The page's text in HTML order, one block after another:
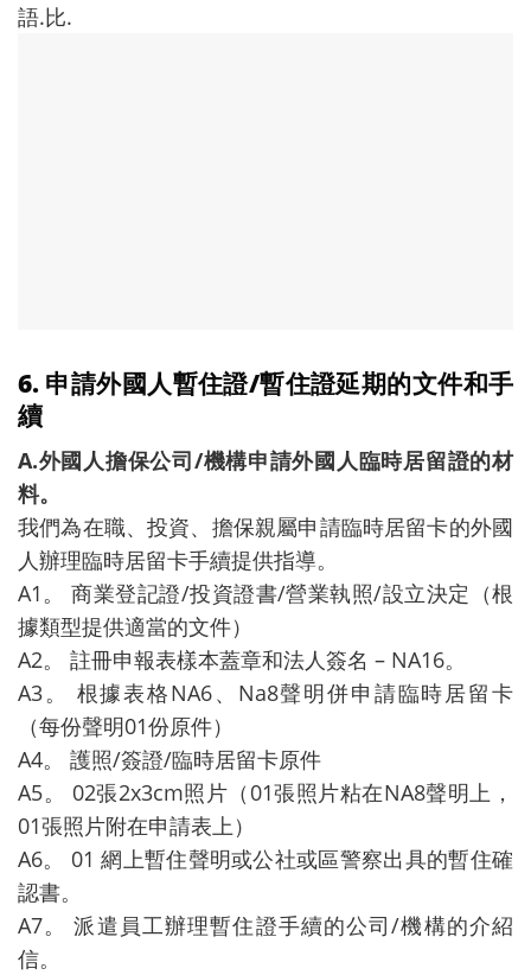
語.比.
6. 申請外國人暫住證/暫住證延期的文件和手
續
A.外國人擔保公司/機構申請外國人臨時居留證的材
料。
我們為在職、投資、擔保親屬申請臨時居留卡的外國
人辦理臨時居留卡手續提供指導。
A1。 商業登記證/投資證書/營業執照/設立決定（根
據類型提供適當的文件）
A2。 註冊申報表樣本蓋章和法人簽名 – NA16。
A3。 根據表格NA6、Na8聲明併申請臨時居留卡
（每份聲明01份原件）
A4。 護照/簽證/臨時居留卡原件
A5。 02張2x3cm照片（01張照片粘在NA8聲明上，
01張照片附在申請表上）
A6。 01 網上暫住聲明或公社或區警察出具的暫住確
認書。
A7。 派遣員工辦理暫住證手續的公司/機構的介紹
信。